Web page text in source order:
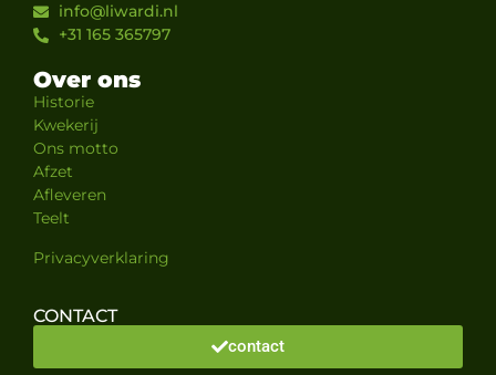
info@liwardi.nl
+31 165 365797
Over ons
Historie
Kwekerij
Ons motto
Afzet
Afleveren
Teelt
Privacyverklaring
CONTACT
contact